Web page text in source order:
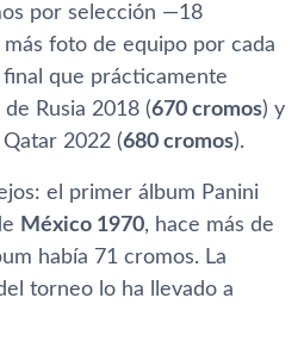
por selección —18
foto de equipo por cada
que prácticamente
Rusia 2018 (670 cromos) y
2022 (680 cromos).
el primer álbum Panini
México 1970, hace más de
había 71 cromos. La
torneo lo ha llevado a